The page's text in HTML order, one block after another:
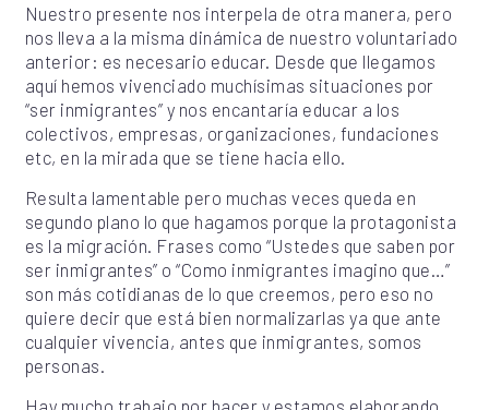
Nuestro presente nos interpela de otra manera, pero
nos lleva a la misma dinámica de nuestro voluntariado
anterior: es necesario educar. Desde que llegamos
aquí hemos vivenciado muchísimas situaciones por
“ser inmigrantes” y nos encantaría educar a los
colectivos, empresas, organizaciones, fundaciones
etc, en la mirada que se tiene hacia ello.
Resulta lamentable pero muchas veces queda en
segundo plano lo que hagamos porque la protagonista
es la migración. Frases como “Ustedes que saben por
ser inmigrantes” o “Como inmigrantes imagino que…”
son más cotidianas de lo que creemos, pero eso no
quiere decir que está bien normalizarlas ya que ante
cualquier vivencia, antes que inmigrantes, somos
personas.
Hay mucho trabajo por hacer y estamos elaborando